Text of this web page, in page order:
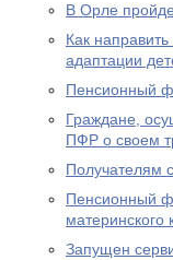
В Орле
Как
адаптации
Пенсионный
Граждане,
ПФР о своем
Получателям
Пенсионный
материнского
Запущен